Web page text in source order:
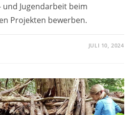
Jugendarbeit beim
Projekten bewerben.
JULI 10, 2024